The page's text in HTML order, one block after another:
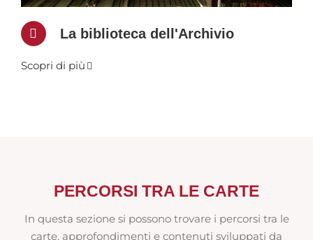
La biblioteca dell'Archivio
Scopri di più
PERCORSI TRA LE CARTE
In questa sezione si possono trovare i percorsi tra le
carte, approfondimenti e contenuti sviluppati da